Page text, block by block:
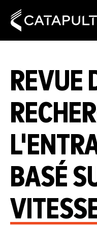
REVUE
BASÉ